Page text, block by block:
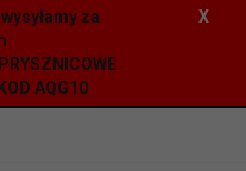
za
AQG10
X